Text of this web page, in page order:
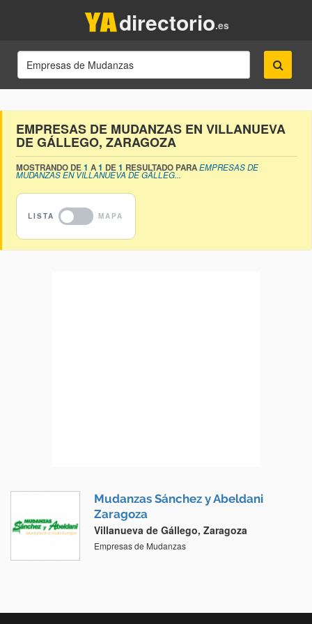
.es
directorio
EMPRESAS DE MUDANZAS EN VILLANUEVA
DE GÁLLEGO, ZARAGOZA
MOSTRANDO DE1 A1 DE1 RESULTADO PARAEMPRESAS DE
MUDANZAS EN VILLANUEVA DE GÁLLEG...
Mudanzas Sánchez y Abeldani
Zaragoza
Villanueva de Gállego, Zaragoza
Empresas de Mudanzas